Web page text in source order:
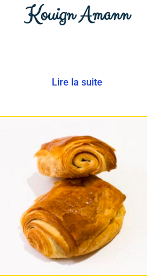
Kouign Amann
Lire la suite